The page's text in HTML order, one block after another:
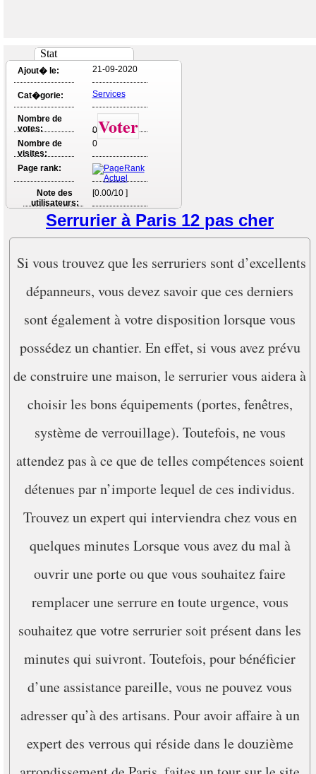
Stat
Ajout� le: 21-09-2020
Cat�gorie: Services
Nombre de
votes:
0Voter
Nombre de
visites:
0
Page rank:
Note des
utilisateurs:
[0.00/10 ]
Serrurier à Paris 12 pas cher
Si vous trouvez que les serruriers sont d’excellents
dépanneurs, vous devez savoir que ces derniers
sont également à votre disposition lorsque vous
possédez un chantier. En effet, si vous avez prévu
de construire une maison, le serrurier vous aidera à
choisir les bons équipements (portes, fenêtres,
système de verrouillage). Toutefois, ne vous
attendez pas à ce que de telles compétences soient
détenues par n’importe lequel de ces individus.
Trouvez un expert qui interviendra chez vous en
quelques minutes Lorsque vous avez du mal à
ouvrir une porte ou que vous souhaitez faire
remplacer une serrure en toute urgence, vous
souhaitez que votre serrurier soit présent dans les
minutes qui suivront. Toutefois, pour bénéficier
d’une assistance pareille, vous ne pouvez vous
adresser qu’à des artisans. Pour avoir affaire à un
expert des verrous qui réside dans le douzième